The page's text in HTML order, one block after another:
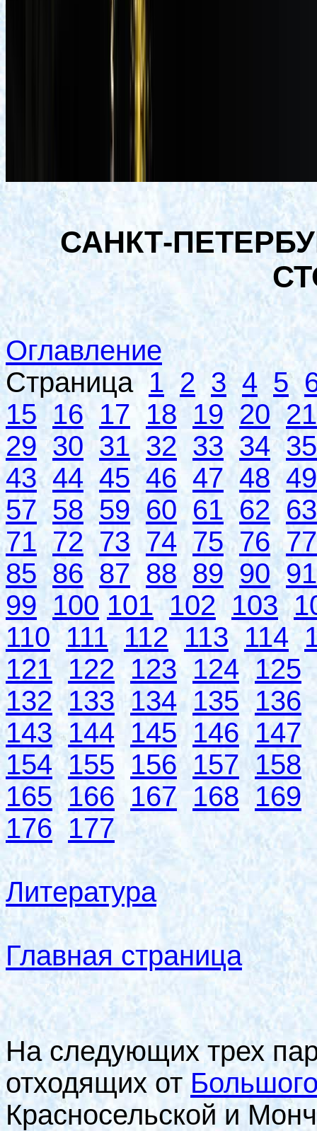
САНКТ-
Оглавление
Страница 1 2 3 4 5
15 16 17 18 19 20 21
29 30 31 32 33 34 35
43 44 45 46 47 48 49
57 58 59 60 61 62 63
71 72 73 74 75 76 77
85 86 87 88 89 90 91
99 100 101 102 103
110 111 112 113 114
121 122 123 124 125
132 133 134 135 136
143 144 145 146 147
154 155 156 157 158
165 166 167 168 169
176 177
Литература
Главная страница
На следующих трех
отходящих от
Красносельской и